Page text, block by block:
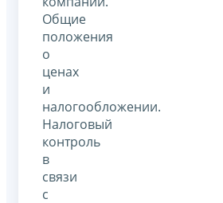
Общие
положения
о
ценах
и
налогообложении.
Налоговый
контроль
в
связи
с